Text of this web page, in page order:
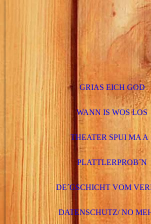
GRIAS EICH GOD
WANN IS WOS LOS
THEATER SPUI MA A
PLATTLERPROB´N
DE´GSCHICHT VOM
DATENSCHUTZ/ NO